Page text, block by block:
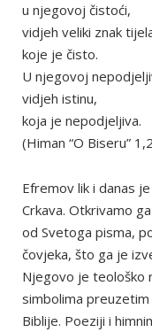
u njegovoj čistoći,
vidjeh veliki znak
koje je čisto.
U njegovoj
vidjeh istinu,
koja je nepodjeljiva.
(Himan “O Biseru”
Efremov lik i danas
Crkava. Otkrivamo
od Svetoga pisma,
čovjeka, što ga je
Njegovo je teološko
simbolima
Biblije. Poeziji i